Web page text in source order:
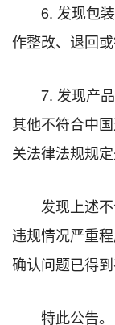
6. 发现包
作整改、退回或
7. 发现产
其他不符合中
关法律法规规定
发现上述
违规情况严重
确认问题已得到
特此公告。